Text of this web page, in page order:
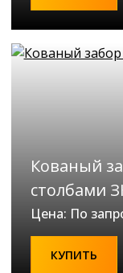
Кованый
столбами
Цена: По
КУПИТЬ